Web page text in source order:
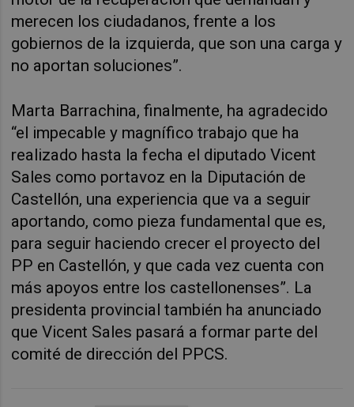
merecen los ciudadanos, frente a los
gobiernos de la izquierda, que son una carga y
no aportan soluciones”.
Marta Barrachina, finalmente, ha agradecido
“el impecable y magnífico trabajo que ha
realizado hasta la fecha el diputado Vicent
Sales como portavoz en la Diputación de
Castellón, una experiencia que va a seguir
aportando, como pieza fundamental que es,
para seguir haciendo crecer el proyecto del
PP en Castellón, y que cada vez cuenta con
más apoyos entre los castellonenses”. La
presidenta provincial también ha anunciado
que Vicent Sales pasará a formar parte del
comité de dirección del PPCS.